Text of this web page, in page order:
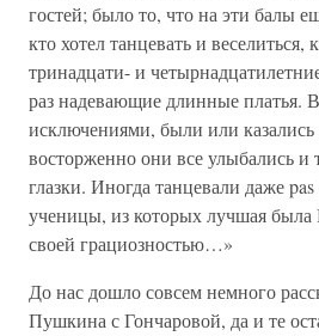
гостей; было то, что на эти балы
кто хотел танцевать и веселиться,
тринадцати- и
раз надевающие длинные платья.
исключениями, были или
восторженно они все улыбались и
глазки. Иногда танцевали даже
ученицы, из которых лучшая была
своей грациозностью…»
До нас дошло совсем немного
Пушкина с Гончаровой, да и те